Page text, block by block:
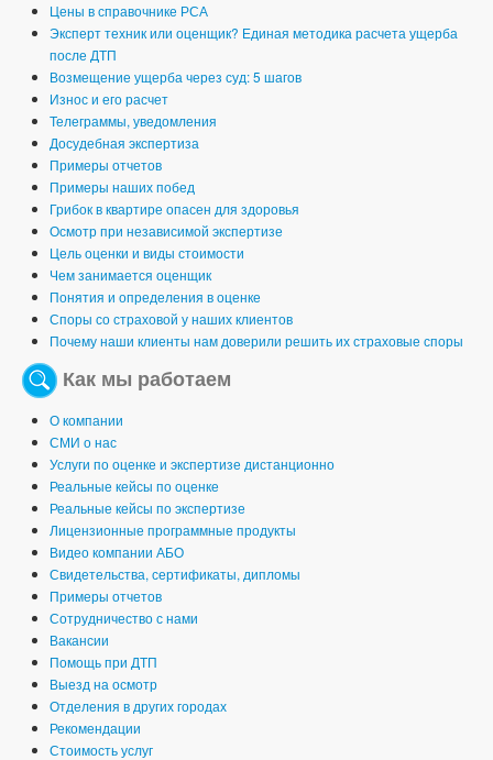
Цены в справочнике РСА
Эксперт техник или оценщик? Единая методика расчета ущерба
после ДТП
Возмещение ущерба через суд: 5 шагов
Износ и его расчет
Телеграммы, уведомления
Досудебная экспертиза
Примеры отчетов
Примеры наших побед
Грибок в квартире опасен для здоровья
Осмотр при независимой экспертизе
Цель оценки и виды стоимости
Чем занимается оценщик
Понятия и определения в оценке
Споры со страховой у наших клиентов
Почему наши клиенты нам доверили решить их страховые споры
Как мы работаем
О компании
СМИ о нас
Услуги по оценке и экспертизе дистанционно
Реальные кейсы по оценке
Реальные кейсы по экспертизе
Лицензионные программные продукты
Видео компании АБО
Свидетельства, сертификаты, дипломы
Примеры отчетов
Сотрудничество с нами
Вакансии
Помощь при ДТП
Выезд на осмотр
Отделения в других городах
Рекомендации
Стоимость услуг